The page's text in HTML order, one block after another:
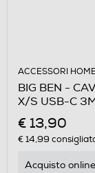
ACCESSORI
BIG BEN -
X/S USB-C
€ 13,90
€ 14,99
Acquisto